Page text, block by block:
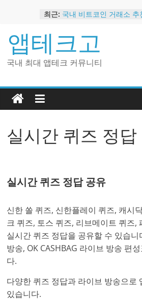
content
최근: 국내 비트코인 거래소 추
트
2024 강력히 추천하는 은
금 앱테크
해외 코인 거래소 추천 순
앱테크고
국내 최대 앱테크 커뮤니티
실시간 퀴즈 정답
실시간 퀴즈 정답 공유
신한 쏠 퀴즈, 신한플레이 퀴즈, 캐시
크 퀴즈, 토스 퀴즈, 리브메이트 퀴즈,
실시간 퀴즈 정답을 공유할 수 있습
방송, OK CASHBAG 라이브 방송 편
다.
다양한 퀴즈 정답과 라이브 방송으로
있습니다.